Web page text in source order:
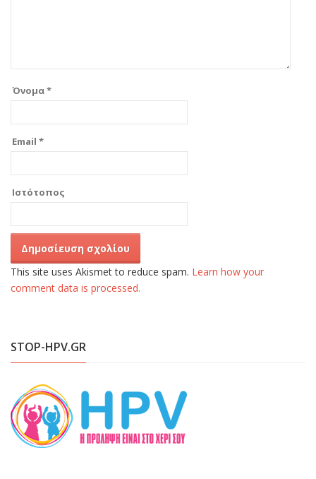
Όνομα*
Email *
Ιστότοπος
This site uses Akismet to reduce spam. Learn how your
comment data is processed.
STOP-HPV.GR